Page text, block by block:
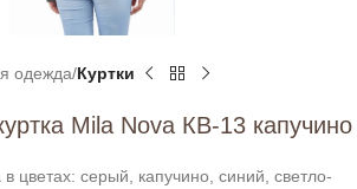
одежда Куртки
Mila Nova КВ-13 капучино
цветах: серый, капучино, синий, светло-